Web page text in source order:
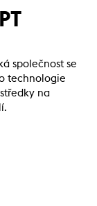
společnost se
technologie
na